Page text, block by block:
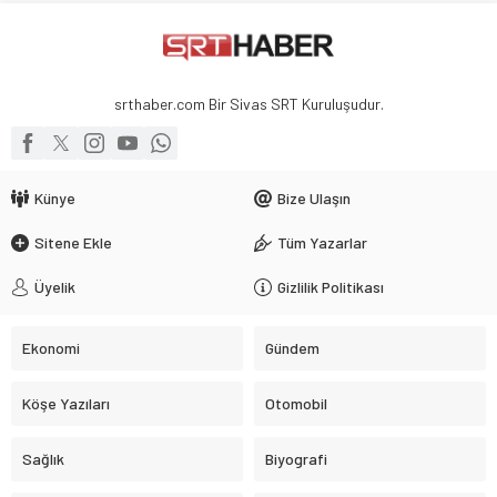
srthaber.com Bir Sivas SRT Kuruluşudur.
Künye Bize Ulaşın
Sitene Ekle Tüm Yazarlar
Üyelik Gizlilik Politikası
Ekonomi Gündem
Köşe Yazıları Otomobil
Sağlık Biyografi